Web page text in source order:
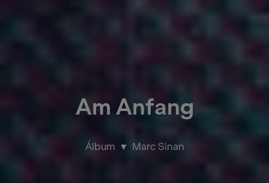
Am Anfang
Álbum Marc Sinan